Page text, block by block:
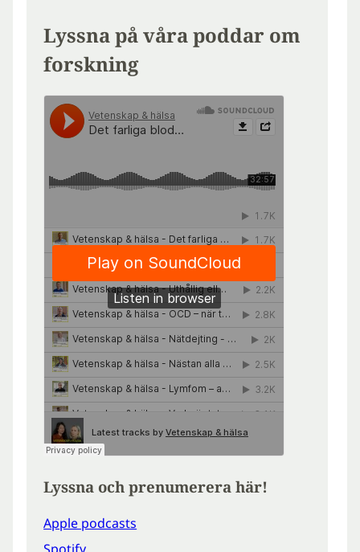
Lyssna på våra poddar om
forskning
Lyssna och prenumerera här!
Apple podcasts